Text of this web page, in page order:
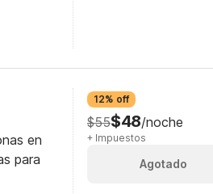
en
para
12% off
$55$48/noche
+ Impuestos
Agotado